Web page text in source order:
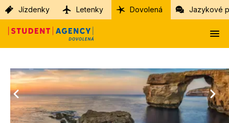
Jízdenky Letenky Dovolená Jazykové